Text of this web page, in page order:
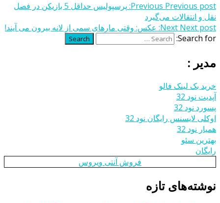
Previous Previous post:
پرسپولیس حداقل 5 بازیکن در فصل
نقل و انتقالات می‌گیرد
Next Next post:
عکس: وقتی مارهای سمی از لانه بیرون می آیند!
Search for:
Search
مدیر :
خرید بک لینک فالو
آپدیت نود 32
پسورد نود 32
اوکلی لایسنس رایگان نود 32
همیار نود 32
بهترین سئو
رایگان
فروش آنتی ویروس
نوشته‌های تازه